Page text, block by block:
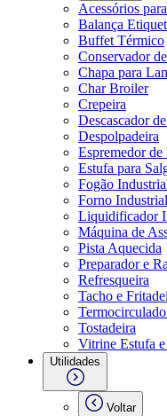
Acessórios
Balança
Buffet Térmico
Conservador
Chapa para
Char Broiler
Crepeira
Descascador
Despolpadeira
Espremedor
Estufa para
Fogão
Forno Industrial
Liquidificador
Máquina de
Pista Aquecida
Preparador e
Refresqueira
Tacho e
Tostadeira
Vitrine Estufa
Utilidades
Voltar